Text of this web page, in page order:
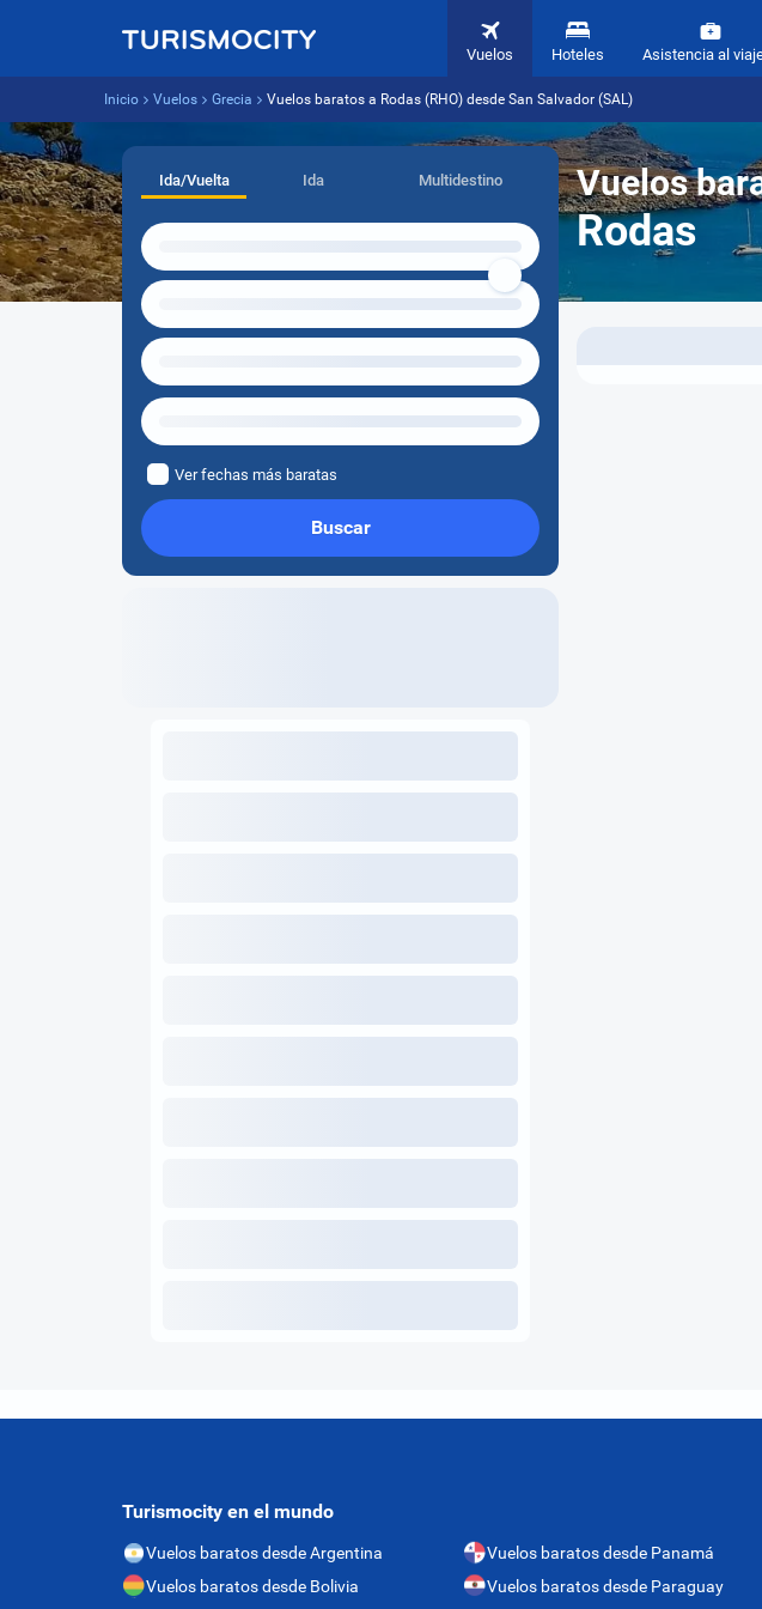
Vuelos Hoteles Asistencia al
Inicio Vuelos Grecia Vuelos baratos a Rodas (RHO) desde San Salvador (SAL)
Vuelos
Rodas
Ida/Vuelta Ida Multidestino
Ver fechas más baratas
Buscar
Turismocity en el mundo
Vuelos baratos desde Argentina
Vuelos baratos desde Bolivia
Vuelos baratos desde Panamá
Vuelos baratos desde Paraguay